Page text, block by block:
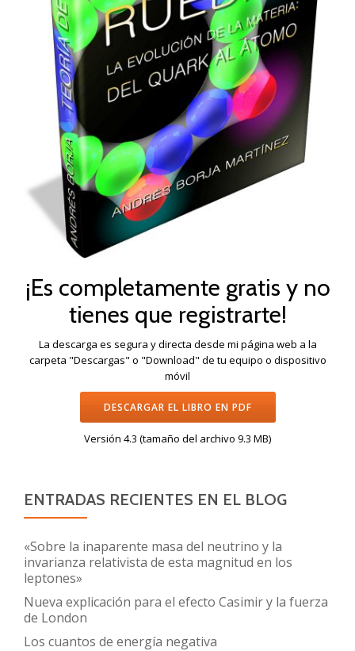
¡Es completamente gratis y no
tienes que registrarte!
La descarga es segura y directa desde mi página web a la
carpeta "Descargas" o "Download" de tu equipo o dispositivo
móvil
DESCARGAR EL LIBRO EN PDF
Versión 4.3 (tamaño del archivo 9.3 MB)
ENTRADAS RECIENTES EN EL BLOG
«Sobre la inaparente masa del neutrino y la
invarianza relativista de esta magnitud en los
leptones»
Nueva explicación para el efecto Casimir y la fuerza
de London
Los cuantos de energía negativa